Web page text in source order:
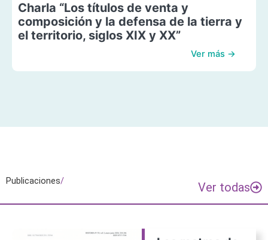
Charla “Los títulos de venta y
composición y la defensa de la tierra y
el territorio, siglos XIX y XX”
Ver más →
Publicaciones/ Ver todas